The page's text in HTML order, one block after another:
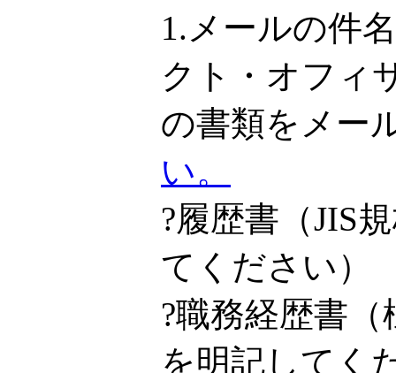
1.メールの件
クト・オフィ
の書類をメー
い。
?履歴書（JIS
てください）
?職務経歴書
を明記してく